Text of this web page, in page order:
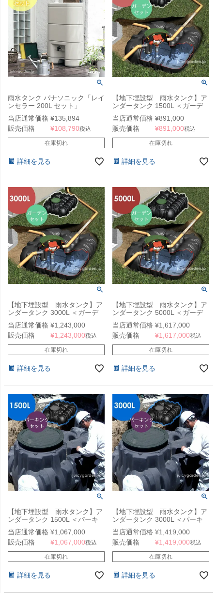
雨水タンク パナソニック「レイ
ンセラー 200L セット」
当店通常価格 ¥135,894
販売価格
¥108,790税込
在庫切れ
詳細を見る
【地下埋設型 雨水タンク】ア
ンダータンク 1500L ＜ガーデ
ンセット＞
当店通常価格 ¥891,000
販売価格
¥891,000税込
在庫切れ
詳細を見る
【地下埋設型 雨水タンク】ア
ンダータンク 3000L ＜ガーデ
ンセット＞
当店通常価格 ¥1,243,000
販売価格
¥1,243,000税込
在庫切れ
詳細を見る
【地下埋設型 雨水タンク】ア
ンダータンク 5000L ＜ガーデ
ンセット＞
当店通常価格 ¥1,617,000
販売価格
¥1,617,000税込
在庫切れ
詳細を見る
【地下埋設型 雨水タンク】ア
ンダータンク 1500L ＜パーキ
ングセット＞
当店通常価格 ¥1,067,000
販売価格
¥1,067,000税込
在庫切れ
詳細を見る
【地下埋設型 雨水タンク】ア
ンダータンク 3000L ＜パーキ
ングセット＞
当店通常価格 ¥1,419,000
販売価格
¥1,419,000税込
在庫切れ
詳細を見る